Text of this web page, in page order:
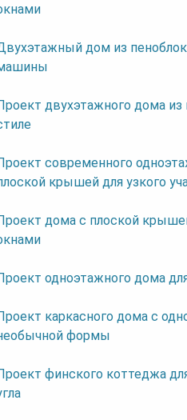
дом из
двухэтажного дома
современного
крышей для узкого
дома с плоской
одноэтажного дома
каркасного дома с
формы
финского коттеджа